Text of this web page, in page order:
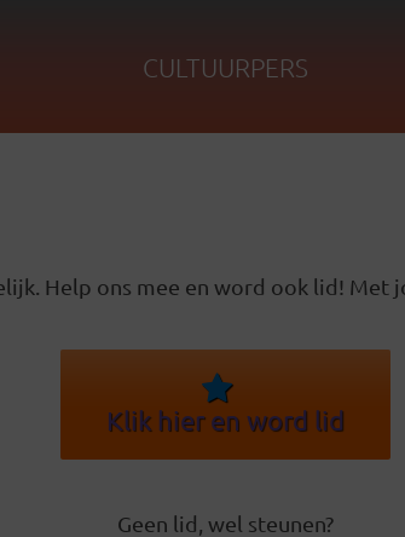
CULTUURPERS
Help ons mee en word ook lid! Met
Klik hier en word lid
Geen lid, wel steunen?